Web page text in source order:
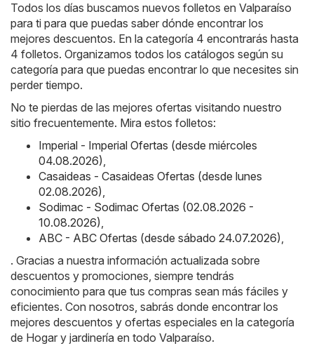
Todos los días buscamos nuevos folletos en Valparaíso
para ti para que puedas saber dónde encontrar los
mejores descuentos. En la categoría 4 encontrarás hasta
4 folletos. Organizamos todos los catálogos según su
categoría para que puedas encontrar lo que necesites sin
perder tiempo.
No te pierdas de las mejores ofertas visitando nuestro
sitio frecuentemente. Mira estos folletos:
Imperial - Imperial Ofertas (desde miércoles
04.08.2026),
Casaideas - Casaideas Ofertas (desde lunes
02.08.2026),
Sodimac - Sodimac Ofertas (02.08.2026 -
10.08.2026),
ABC - ABC Ofertas (desde sábado 24.07.2026),
. Gracias a nuestra información actualizada sobre
descuentos y promociones, siempre tendrás
conocimiento para que tus compras sean más fáciles y
eficientes. Con nosotros, sabrás donde encontrar los
mejores descuentos y ofertas especiales en la categoría
de Hogar y jardinería en todo Valparaíso.